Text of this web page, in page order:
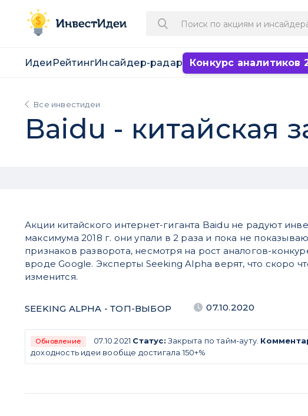
Идеи РейтингИнсайдер-радар Конкурс аналитиков
Все инвестидеи
Baidu - китайская
Акции китайского интернет-гиганта Baidu не радуют
максимума 2018 г. они упали в 2 раза и пока не
признаков разворота, несмотря на рост аналогов-
вроде Google. Эксперты Seeking Alpha верят, что скоро
изменится.
SEEKING ALPHA - ТОП-ВЫБОР 07.10.2020
Обновление 07.10.2021 Статус: Закрыта по тайм-ауту.
доходность идеи вообще достигала 150+%